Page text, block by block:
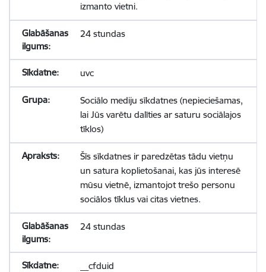
izmanto vietni.
24 stundas
uvc
Sociālo mediju sīkdatnes (nepieciešamas,
lai Jūs varētu dalīties ar saturu sociālajos
tīklos)
Šīs sīkdatnes ir paredzētas tādu vietņu
un satura koplietošanai, kas jūs interesē
mūsu vietnē, izmantojot trešo personu
sociālos tīklus vai citas vietnes.
24 stundas
__cfduid